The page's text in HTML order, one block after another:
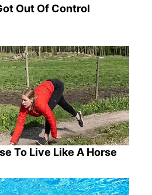
Out Of Control
To Live Like A Horse